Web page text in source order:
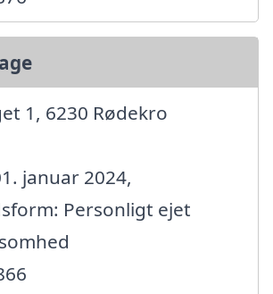
1, 6230 Rødekro
januar 2024,
Personligt ejet